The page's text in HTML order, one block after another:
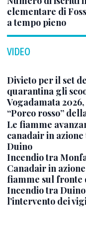
elementare di
a tempo pieno
VIDEO
Divieto per il set
quarantina gli
Vogadamata
“Porco rosso”
Le fiamme
canadair in
Duino
Incendio tra
Canadair in
fiamme sul fronte
Incendio tra
l’intervento dei